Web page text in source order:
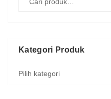
Kategori Produk